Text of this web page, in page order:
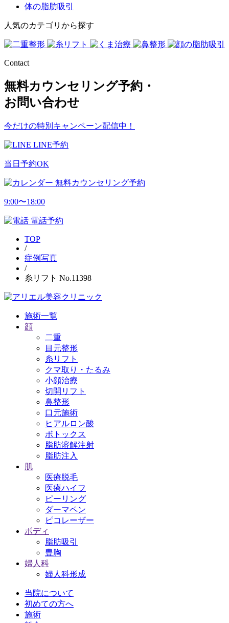
体の脂肪吸引
人気のカテゴリから探す
Contact
無料カウンセリング予約・
お問い合わせ
今だけの特別キャンペーン配信中！
LINE予約
当日予約OK
無料カウンセリング予約
9:00〜18:00
電話予約
TOP
/
症例写真
/
糸リフト No.11398
施術一覧
顔
二重
目元整形
糸リフト
クマ取り・たるみ
小顔治療
切開リフト
鼻整形
口元施術
ヒアルロン酸
ボトックス
脂肪溶解注射
脂肪注入
肌
医療脱毛
医療ハイフ
ピーリング
ダーマペン
ピコレーザー
ボディ
脂肪吸引
豊胸
婦人科
婦人科形成
当院について
初めての方へ
施術